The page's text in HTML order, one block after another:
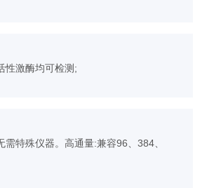
性激酶均可检测;
需特殊仪器。高通量:兼容96、384、